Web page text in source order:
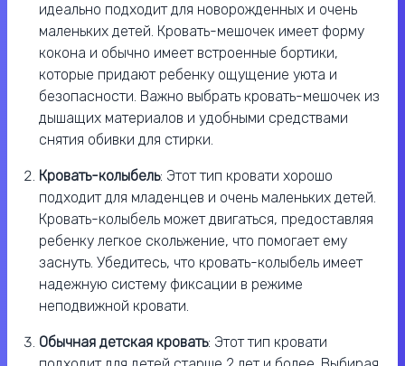
идеально подходит для новорожденных и очень
маленьких детей. Кровать-мешочек имеет форму
кокона и обычно имеет встроенные бортики,
которые придают ребенку ощущение уюта и
безопасности. Важно выбрать кровать-мешочек из
дышащих материалов и удобными средствами
снятия обивки для стирки.
Кровать-колыбель: Этот тип кровати хорошо
подходит для младенцев и очень маленьких детей.
Кровать-колыбель может двигаться, предоставляя
ребенку легкое скольжение, что помогает ему
заснуть. Убедитесь, что кровать-колыбель имеет
надежную систему фиксации в режиме
неподвижной кровати.
Обычная детская кровать: Этот тип кровати